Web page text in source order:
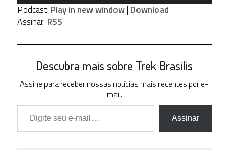
áudio
Podcast: Play in new window| Download
Assinar: RSS
Descubra mais sobre Trek Brasilis
Assine para receber nossas notícias mais recentes por e-
mail.
Digite seu e-mail…
Assinar